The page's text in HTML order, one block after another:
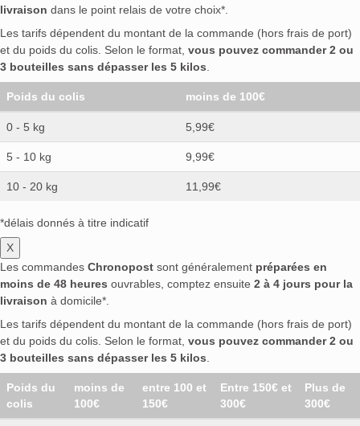
livraison dans le point relais de votre choix*.
Les tarifs dépendent du montant de la commande (hors frais de port)
et du poids du colis. Selon le format, vous pouvez commander 2 ou
3 bouteilles sans dépasser les 5 kilos
Poids du colis moins de 100€
0 - 5 kg 5,99€
5 - 10 kg 9,99€
10 - 20 kg 11,99€
*délais donnés à titre indicatif
X
Les commandes Chronopost sont généralement préparées en
moins de 48 heures ouvrables, comptez ensuite 2 à 4 jours pour la
livraison à domicile*.
Les tarifs dépendent du montant de la commande (hors frais de port)
et du poids du colis. Selon le format, vous pouvez commander 2 ou
3 bouteilles sans dépasser les 5 kilos
Poids du
colis
moins de
100€
entre 100 et
150€
Entre 150€ et
300€
Plus de
300€